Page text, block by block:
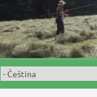
o
n
t
e
n